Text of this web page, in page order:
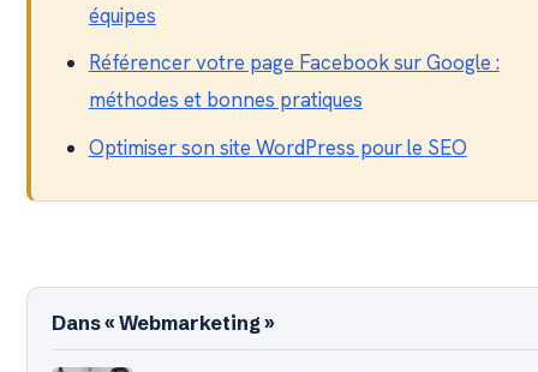
équipes
Référencer votre page Facebook sur Google :
méthodes et bonnes pratiques
Optimiser son site WordPress pour le SEO
Dans « Webmarketing »